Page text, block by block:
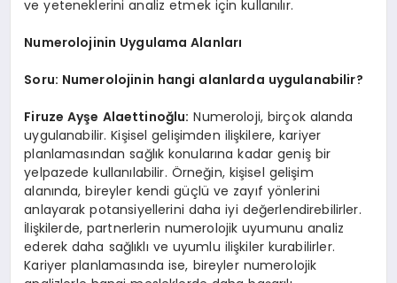
ve yeteneklerini analiz etmek için kullanılır.
Numerolojinin Uygulama Alanları
Soru: Numerolojinin hangi alanlarda uygulanabilir?
Firuze Ayşe Alaettinoğlu: Numeroloji, birçok alanda
uygulanabilir. Kişisel gelişimden ilişkilere, kariyer
planlamasından sağlık konularına kadar geniş bir
yelpazede kullanılabilir. Örneğin, kişisel gelişim
alanında, bireyler kendi güçlü ve zayıf yönlerini
anlayarak potansiyellerini daha iyi değerlendirebilirler.
İlişkilerde, partnerlerin numerolojik uyumunu analiz
ederek daha sağlıklı ve uyumlu ilişkiler kurabilirler.
Kariyer planlamasında ise, bireyler numerolojik